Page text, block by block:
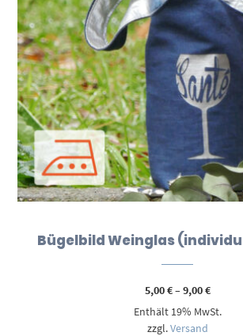
Bügelbild Weinglas
5,00€–9,00€
bis
Enthält 19% MwSt.
zzgl.Versand